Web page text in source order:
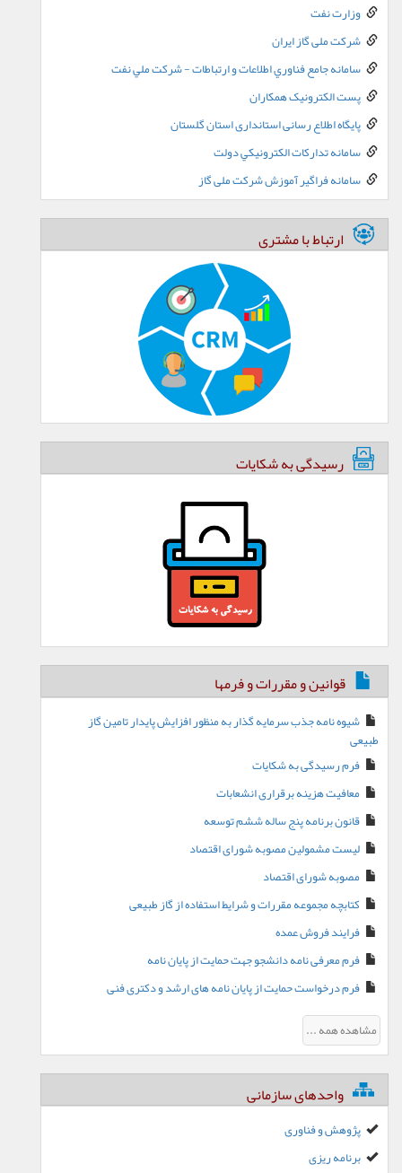
وزارت نفت
شرکت ملی گاز ایران
سامانه جامع فناوري اطلاعات و ارتباطات - شرکت ملي نفت
پست الکترونيک همکاران
پایگاه اطلاع رسانی استانداری استان گلستان
سامانه تدارکات الکترونيکي دولت
سامانه فراگیر آموزش شرکت ملی گاز
ارتباط با مشتری
رسیدگی به شکایات
قوانین و مقررات و فرمها
شیوه نامه جذب سرمایه گذار به منظور افزایش پایدار تامین گاز
طبیعی
فرم رسیدگی به شکایات
معافیت هزینه برقراری انشعابات
قانون برنامه پنج ساله ششم توسعه
لیست مشمولین مصوبه شورای اقتصاد
مصوبه شورای اقتصاد
کتابچه مجموعه مقررات و شرایط استفاده از گاز طبیعی
فرایند فروش عمده
فرم معرفی نامه دانشجو جهت حمایت از پایان نامه
فرم درخواست حمایت از پایان نامه های ارشد و دکتری فنی
مشاهده همه ...
واحدهای سازمانی
پژوهش و فناوری
برنامه ریزی